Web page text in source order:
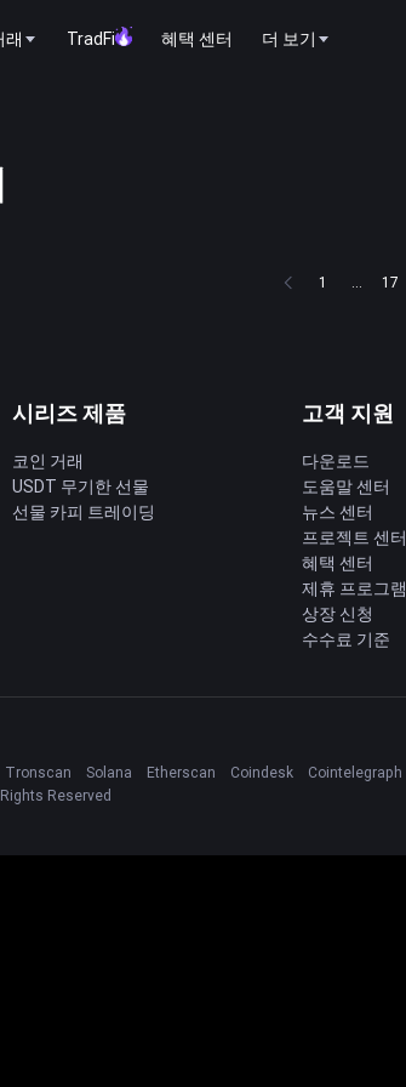
래 TradFi 혜택 센터 더 보기
1 ... 17
시리즈 제품
코인 거래
USDT 무기한 선물
선물 카피 트레이딩
고객 지원
다운로드
도움말 센터
뉴스 센터
프로젝트 센터
혜택 센터
제휴 프로그램
상장 신청
수수료 기준
Tronscan Solana Etherscan Coindesk Cointelegraph
Reserved